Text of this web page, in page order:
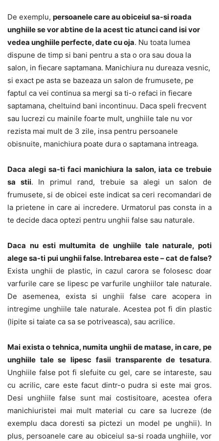
De exemplu, persoanele care au obiceiul sa-si roada
unghiile se vor abtine de la acest tic atunci cand isi vor
vedea unghiile perfecte, date cu oja. Nu toata lumea
dispune de timp si bani pentru a sta o ora sau doua la
salon, in fiecare saptamana. Manichiura nu dureaza vesnic,
si exact pe asta se bazeaza un salon de frumusete, pe
faptul ca vei continua sa mergi sa ti-o refaci in fiecare
saptamana, cheltuind bani incontinuu. Daca speli frecvent
sau lucrezi cu mainile foarte mult, unghiile tale nu vor
rezista mai mult de 3 zile, insa pentru persoanele
obisnuite, manichiura poate dura o saptamana intreaga.
Daca alegi sa-ti faci manichiura la salon, iata ce trebuie
sa stii. In primul rand, trebuie sa alegi un salon de
frumusete, si de obicei este indicat sa ceri recomandari de
la prietene in care ai incredere. Urmatorul pas consta in a
te decide daca optezi pentru unghii false sau naturale.
Daca nu esti multumita de unghiile tale naturale, poti
alege sa-ti pui unghii false. Intrebarea este – cat de false?
Exista unghii de plastic, in cazul carora se folosesc doar
varfurile care se lipesc pe varfurile unghiilor tale naturale.
De asemenea, exista si unghii false care acopera in
intregime unghiile tale naturale. Acestea pot fi din plastic
(lipite si taiate ca sa se potriveasca), sau acrilice.
Mai exista o tehnica, numita unghii de matase, in care, pe
unghiile tale se lipesc fasii transparente de tesatura.
Unghiile false pot fi slefuite cu gel, care se intareste, sau
cu acrilic, care este facut dintr-o pudra si este mai gros.
Desi unghiile false sunt mai costisitoare, acestea ofera
manichiuristei mai mult material cu care sa lucreze (de
exemplu daca doresti sa pictezi un model pe unghii). In
plus, persoanele care au obiceiul sa-si roada unghiile, vor